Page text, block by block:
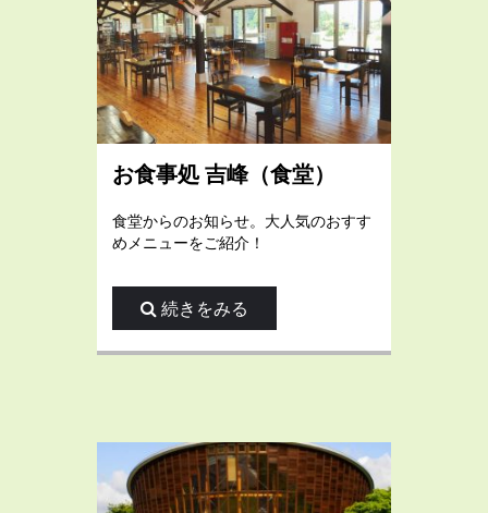
お食事処 吉峰（食堂）
食堂からのお知らせ。大人気のおすす
めメニューをご紹介！
続きをみる